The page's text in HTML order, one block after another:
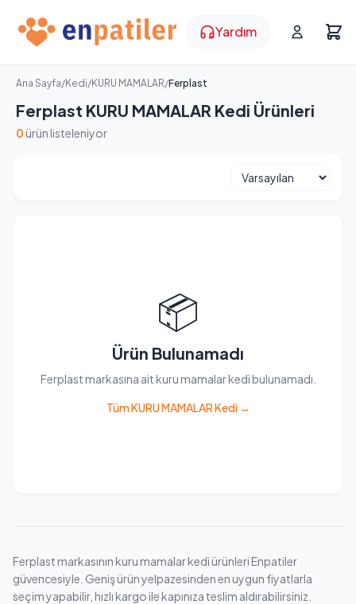
Yardım
Ana Sayfa/Kedi/KURU MAMALAR/Ferplast
Ferplast KURU MAMALAR Kedi Ürünleri
0 ürün listeleniyor
📦
Ürün Bulunamadı
Ferplast markasına ait kuru mamalar kedi bulunamadı.
Tüm KURU MAMALAR Kedi →
Ferplast markasının kuru mamalar kedi ürünleri Enpatiler
güvencesiyle. Geniş ürün yelpazesinden en uygun fiyatlarla
seçim yapabilir, hızlı kargo ile kapınıza teslim aldırabilirsiniz.